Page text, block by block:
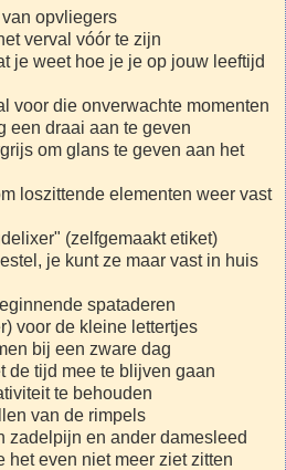
opvliegers
verval vóór te zijn
je weet hoe je je op jouw leeftijd
voor die onverwachte momenten
een draai aan te geven
om glans te geven aan het
loszittende elementen weer vast
(zelfgemaakt etiket)
je kunt ze maar vast in huis
spataderen
voor de kleine lettertjes
bij een zware dag
de tijd mee te blijven gaan
te behouden
van de rimpels
zadelpijn en ander damesleed
het even niet meer ziet zitten